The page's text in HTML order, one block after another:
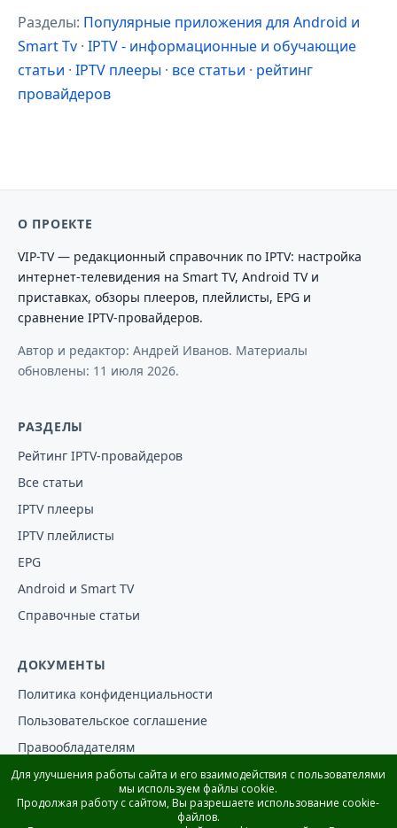
Разделы: Популярные приложения для Android и
Smart Tv · IPTV - информационные и обучающие
статьи · IPTV плееры · все статьи · рейтинг
провайдеров
О ПРОЕКТЕ
VIP-TV — редакционный справочник по IPTV: настройка
интернет-телевидения на Smart TV, Android TV и
приставках, обзоры плееров, плейлисты, EPG и
сравнение IPTV-провайдеров.
Автор и редактор: Андрей Иванов. Материалы
обновлены: 11 июля 2026.
РАЗДЕЛЫ
Рейтинг IPTV-провайдеров
Все статьи
IPTV плееры
IPTV плейлисты
EPG
Android и Smart TV
Справочные статьи
ДОКУМЕНТЫ
Политика конфиденциальности
Пользовательское соглашение
Правообладателям
Отказ от ответственности
Сайт носит информационный характер: мы не транслируем
Для улучшения работы сайта и его взаимодействия с пользователями
мы используем файлы cookie.
Продолжая работу с сайтом, Вы разрешаете использование cookie-
файлов.